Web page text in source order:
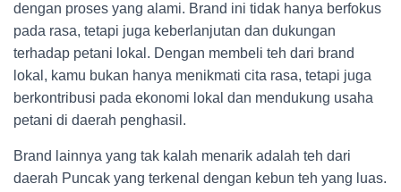
dengan proses yang alami. Brand ini tidak hanya berfokus
pada rasa, tetapi juga keberlanjutan dan dukungan
terhadap petani lokal. Dengan membeli teh dari brand
lokal, kamu bukan hanya menikmati cita rasa, tetapi juga
berkontribusi pada ekonomi lokal dan mendukung usaha
petani di daerah penghasil.
Brand lainnya yang tak kalah menarik adalah teh dari
daerah Puncak yang terkenal dengan kebun teh yang luas.